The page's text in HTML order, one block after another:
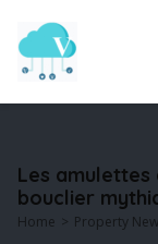
Les amulettes
bouclier
Home Property